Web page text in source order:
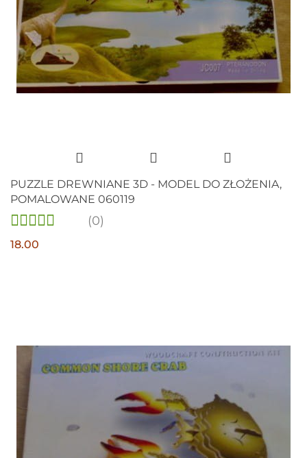
PUZZLE DREWNIANE 3D - MODEL DO ZŁOŻENIA,
POMALOWANE 060119
(0)
18.00